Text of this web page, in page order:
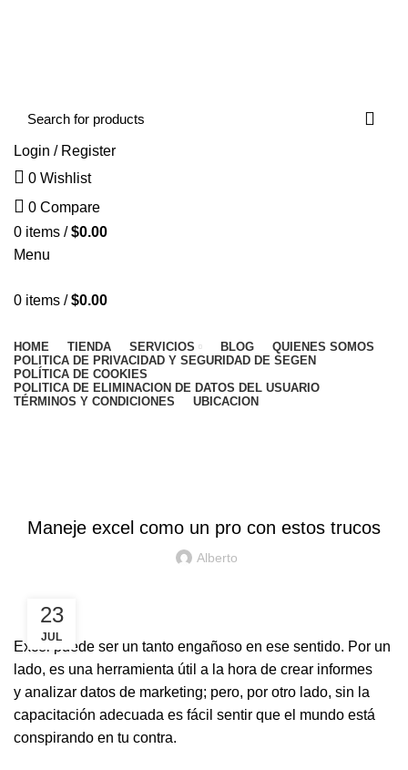
Login / Register
0 Wishlist
0 Compare
0 items / $0.00
Menu
0 items / $0.00
HOME TIENDA SERVICIOS BLOG
QUIENES SOMOS
POLITICA DE PRIVACIDAD Y SEGURIDAD DE SEGEN
POLÍTICA DE COOKIES
POLITICA DE ELIMINACION DE DATOS DEL USUARIO
TÉRMINOS Y CONDICIONES
UBICACION
Maneje excel como un pro con estos trucos
Alberto
23
JUL
Excel puede ser un tanto engañoso en ese sentido. Por un
lado, es una herramienta útil a la hora de crear informes
y analizar datos de marketing; pero, por otro lado, sin la
capacitación adecuada es fácil sentir que el mundo está
conspirando en tu contra.